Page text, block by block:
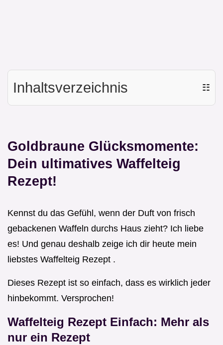
Inhaltsverzeichnis ☷
Goldbraune Glücksmomente:
Dein ultimatives Waffelteig
Rezept!
Kennst du das Gefühl, wenn der Duft von frisch
gebackenen Waffeln durchs Haus zieht? Ich liebe
es! Und genau deshalb zeige ich dir heute mein
liebstes Waffelteig Rezept .
Dieses Rezept ist so einfach, dass es wirklich jeder
hinbekommt. Versprochen!
Waffelteig Rezept Einfach: Mehr als
nur ein Rezept